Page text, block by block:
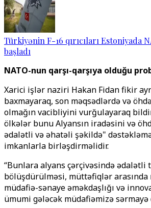
Türkiyənin F-16 qırıcıları Estoniyada
başladı
NATO-nun qarşı-qarşıya olduğu
Xarici işlər naziri Hakan Fidan fikir
baxmayaraq, son məqsədlərdə və
olmağın vacibliyini vurğulayaraq
ölkələr bunu Alyansın iradəsini və
ədalətli və əhatəli şəkildə"
imkanlarla birləşdirməlidir.
“Bunlara alyans çərçivəsində
bölüşdürülməsi, müttəfiqlər arasında
müdafiə-sənaye əməkdaşlığı və
ümumi gələcək müdafiəmizə sərmayə